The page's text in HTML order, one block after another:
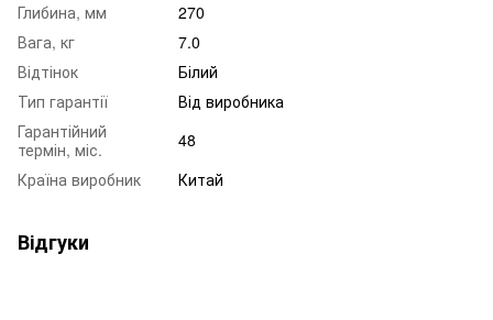
Глибина, мм
270
Вага, кг
7.0
Відтінок
Білий
Тип гарантії
Від виробника
Гарантійний
термін, міс.
48
Країна виробник
Китай
Відгуки